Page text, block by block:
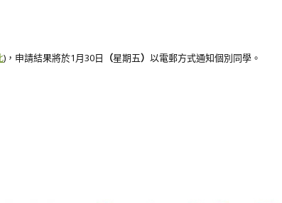
)，申請結果將於1月30日 （星期五） 以電郵方式通知個別同學。